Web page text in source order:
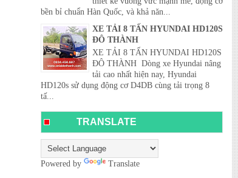
bền bỉ chuẩn Hàn Quốc, và khả năn...
XE TẢI 8 TẤN HYUNDAI HD120S
ĐÔ THÀNH
XE TẢI 8 TẤN HYUNDAI HD120S
ĐÔ THÀNH Dòng xe Hyundai nâng
tải cao nhất hiện nay, Hyundai
HD120s sử dụng động cơ D4DB cùng tải trọng 8
tấ...
TRANSLATE
Powered by Translate